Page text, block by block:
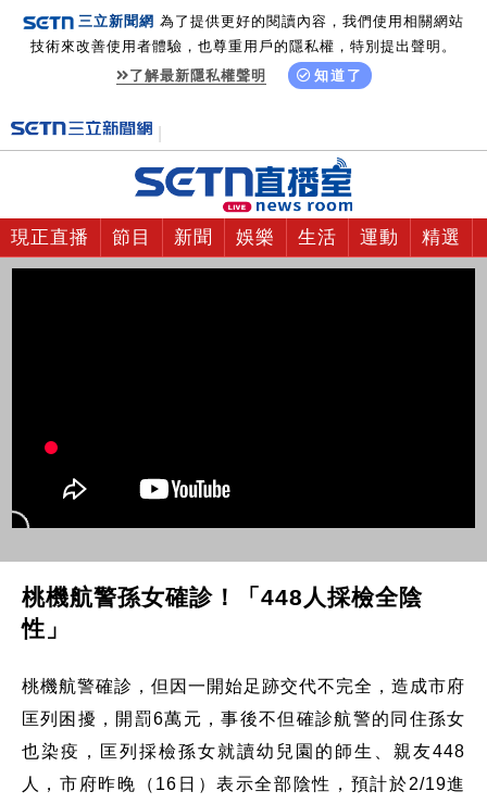
三立新聞網 為了提供更好的閱讀內容，我們使用相關網站
技術來改善使用者體驗，也尊重用戶的隱私權，特別提出聲明。
了解最新隱私權聲明
知道了
現正直播 節目 新聞 娛樂 生活 運動 精選
桃機航警孫女確診！「448人採檢全陰
性」
桃機航警確診，但因一開始足跡交代不完全，造成市府
匡列困擾，開罰6萬元，事後不但確診航警的同住孫女
也染疫，匡列採檢孫女就讀幼兒園的師生、親友448
人，市府昨晚（16日）表示全部陰性，預計於2/19進